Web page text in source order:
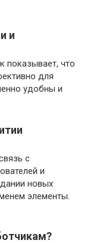
и
показывает, что
для
удобны и
с
и
новых
элементы.